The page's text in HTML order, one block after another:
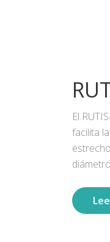
El
facilita